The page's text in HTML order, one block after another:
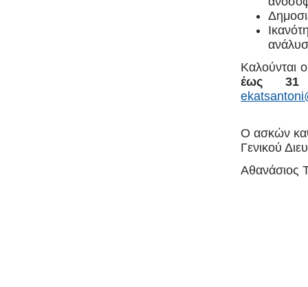
Kαλούνται
έως 31
Ο ασκών
Γενικού
Αθανάσιος